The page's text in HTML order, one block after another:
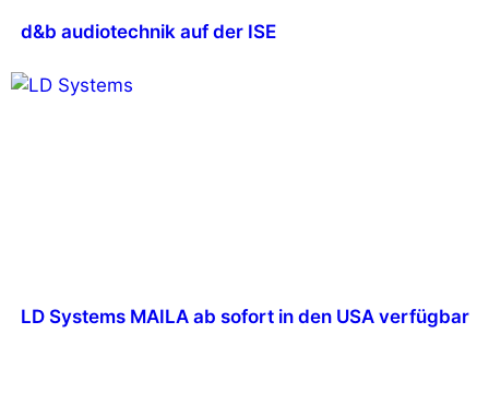
d&b audiotechnik auf der ISE
LD Systems MAILA ab sofort in den USA verfügbar